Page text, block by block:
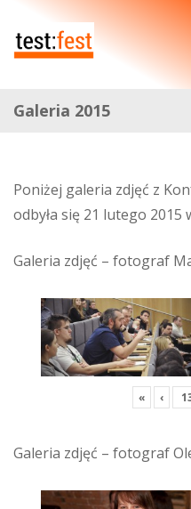
Galeria 2015
Poniżej galeria zdjęć z
odbyła się 21 lutego 2015
Galeria zdjęć – fotograf
« ‹
Galeria zdjęć – fotograf